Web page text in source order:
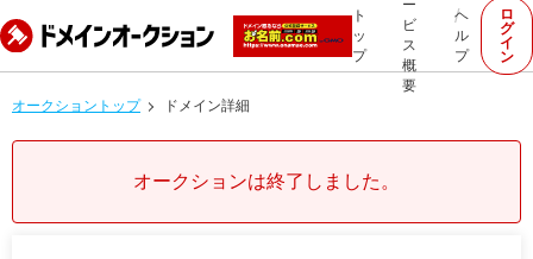
ト
ッ
プ
ー
ビ
ス
概
要
ヘ
ル
プ
ロ
グ
イ
ン
オークショントップ ドメイン詳細
オークションは終了しました。